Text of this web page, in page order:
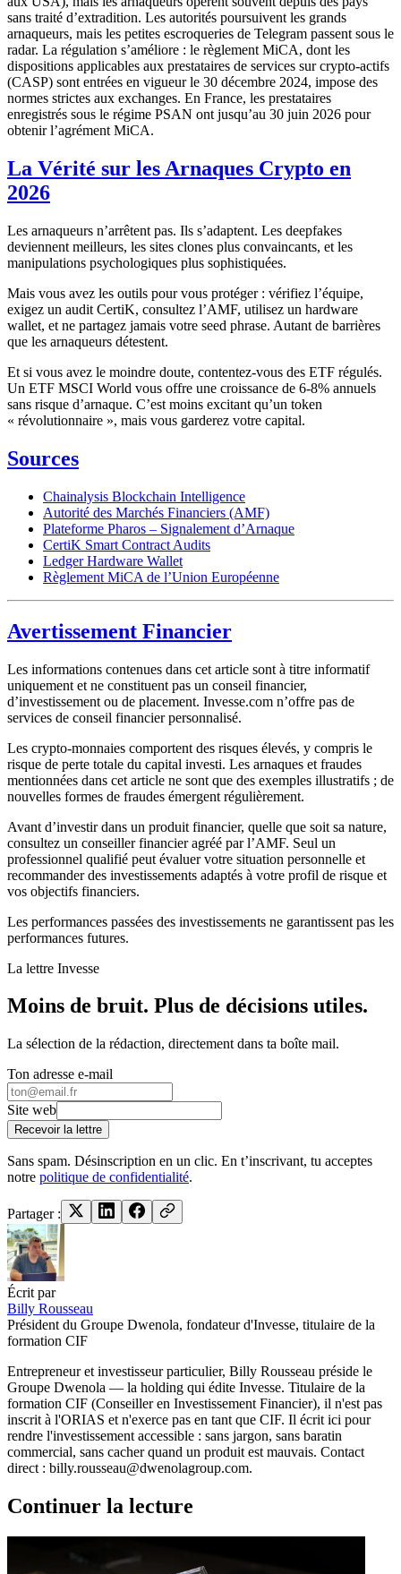
sans traité d’extradition. Les autorités poursuivent les grands
arnaqueurs, mais les petites escroqueries de Telegram passent sous le
radar. La régulation s’améliore : le règlement MiCA, dont les
dispositions applicables aux prestataires de services sur crypto-actifs
(CASP) sont entrées en vigueur le 30 décembre 2024, impose des
normes strictes aux exchanges. En France, les prestataires
enregistrés sous le régime PSAN ont jusqu’au 30 juin 2026 pour
obtenir l’agrément MiCA.
La Vérité sur les Arnaques Crypto en
2026
Les arnaqueurs n’arrêtent pas. Ils s’adaptent. Les deepfakes
deviennent meilleurs, les sites clones plus convaincants, et les
manipulations psychologiques plus sophistiquées.
Mais vous avez les outils pour vous protéger : vérifiez l’équipe,
exigez un audit CertiK, consultez l’AMF, utilisez un hardware
wallet, et ne partagez jamais votre seed phrase. Autant de barrières
que les arnaqueurs détestent.
Et si vous avez le moindre doute, contentez-vous des ETF régulés.
Un ETF MSCI World vous offre une croissance de 6-8% annuels
sans risque d’arnaque. C’est moins excitant qu’un token
« révolutionnaire », mais vous garderez votre capital.
Sources
Chainalysis Blockchain Intelligence
Autorité des Marchés Financiers (AMF)
Plateforme Pharos – Signalement d’Arnaque
CertiK Smart Contract Audits
Ledger Hardware Wallet
Règlement MiCA de l’Union Européenne
Avertissement Financier
Les informations contenues dans cet article sont à titre informatif
uniquement et ne constituent pas un conseil financier,
d’investissement ou de placement. Invesse.com n’offre pas de
services de conseil financier personnalisé.
Les crypto-monnaies comportent des risques élevés, y compris le
risque de perte totale du capital investi. Les arnaques et fraudes
mentionnées dans cet article ne sont que des exemples illustratifs ; de
nouvelles formes de fraudes émergent régulièrement.
Avant d’investir dans un produit financier, quelle que soit sa nature,
consultez un conseiller financier agréé par l’AMF. Seul un
professionnel qualifié peut évaluer votre situation personnelle et
recommander des investissements adaptés à votre profil de risque et
vos objectifs financiers.
Les performances passées des investissements ne garantissent pas les
performances futures.
La lettre Invesse
Moins de bruit. Plus de décisions utiles.
La sélection de la rédaction, directement dans ta boîte mail.
Ton adresse e-mail
Site web
Recevoir la lettre
Sans spam. Désinscription en un clic. En t’inscrivant, tu acceptes
notre politique de confidentialité.
Partager :
Écrit par
Billy Rousseau
Président du Groupe Dwenola, fondateur d'Invesse, titulaire de la
formation CIF
Entrepreneur et investisseur particulier, Billy Rousseau préside le
Groupe Dwenola — la holding qui édite Invesse. Titulaire de la
formation CIF (Conseiller en Investissement Financier), il n'est pas
inscrit à l'ORIAS et n'exerce pas en tant que CIF. Il écrit ici pour
rendre l'investissement accessible : sans jargon, sans baratin
commercial, sans cacher quand un produit est mauvais. Contact
direct : billy.rousseau@dwenolagroup.com.
Continuer la lecture